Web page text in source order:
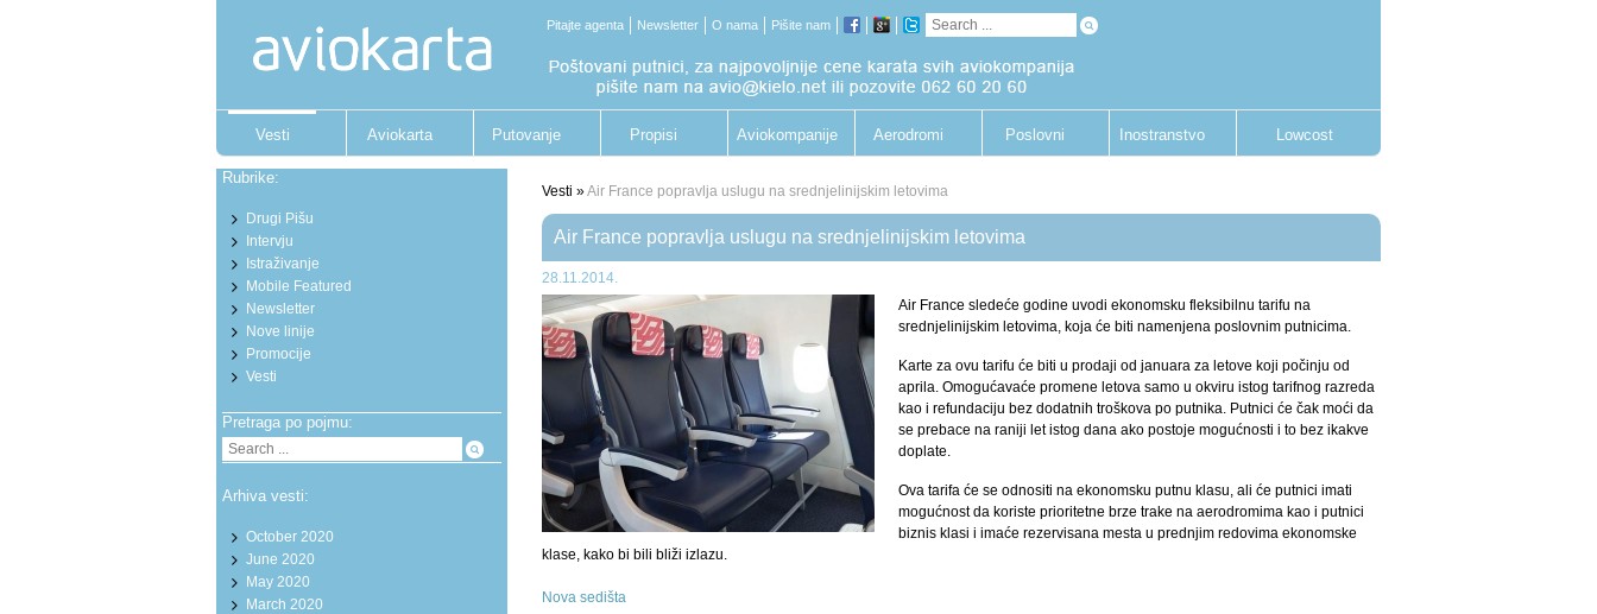
Pitajte agenta Newsletter O nama Pišite nam
Vesti Aviokarta Putovanje Propisi Aviokompanije Aerodromi Poslovni Inostranstvo Lowcost
Vesti »Air France popravlja uslugu na srednjelinijskim letovima
Air France popravlja uslugu na srednjelinijskim letovima
28.11.2014.
Air France sledeće godine uvodi ekonomsku fleksibilnu tarifu na
srednjelinijskim letovima, koja će biti namenjena poslovnim putnicima.
Karte za ovu tarifu će biti u prodaji od januara za letove koji počinju od
aprila. Omogućavaće promene letova samo u okviru istog tarifnog razreda
kao i refundaciju bez dodatnih troškova po putnika. Putnici će čak moći da
se prebace na raniji let istog dana ako postoje mogućnosti i to bez ikakve
doplate.
Ova tarifa će se odnositi na ekonomsku putnu klasu, ali će putnici imati
mogućnost da koriste prioritetne brze trake na aerodromima kao i putnici
biznis klasi i imaće rezervisana mesta u prednjim redovima ekonomske
klase, kako bi bili bliži izlazu.
Nova sedišta
Rubrike:
Drugi Pišu
Intervju
Istraživanje
Mobile Featured
Newsletter
Nove linije
Promocije
Vesti
Pretraga po pojmu:
Arhiva vesti:
October 2020
June 2020
May 2020
March 2020